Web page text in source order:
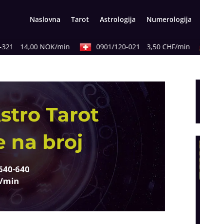
Naslovna Tarot Astrologija Numerologija
14,00 NOK/min 0901/120-021 3,50 CHF/min
Tarot
na broj
640
min